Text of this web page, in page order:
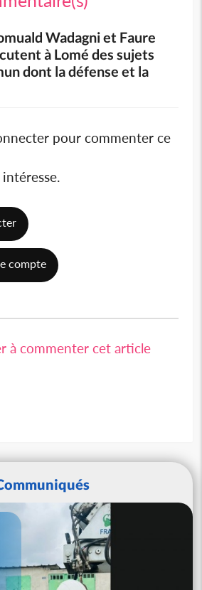
Wadagni et Faure
à Lomé des sujets
dont la défense et la
pour commenter ce
compte
à commenter cet article